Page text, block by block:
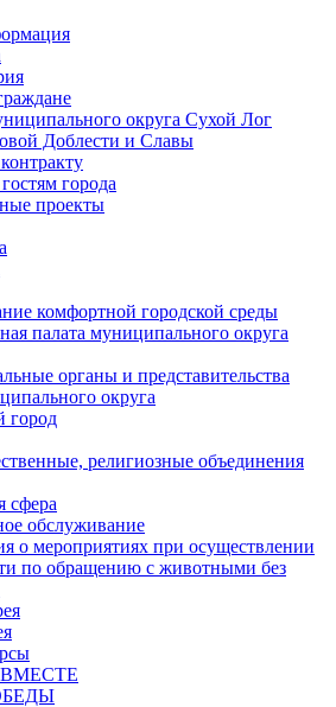
округа Сухой Лог
Доблести и Славы
города
проекты
комфортной городской среды
палата муниципального округа
органы и представительства
округа
город
религиозные объединения
сфера
обслуживание
о мероприятиях при осуществлении
по обращению с животными без